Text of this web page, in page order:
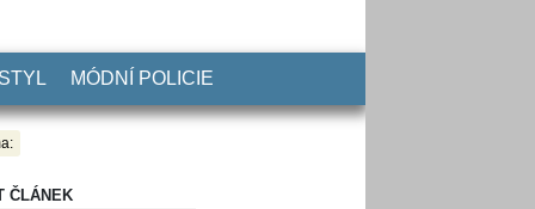
MÓDNÍ POLICIE
ČLÁNEK